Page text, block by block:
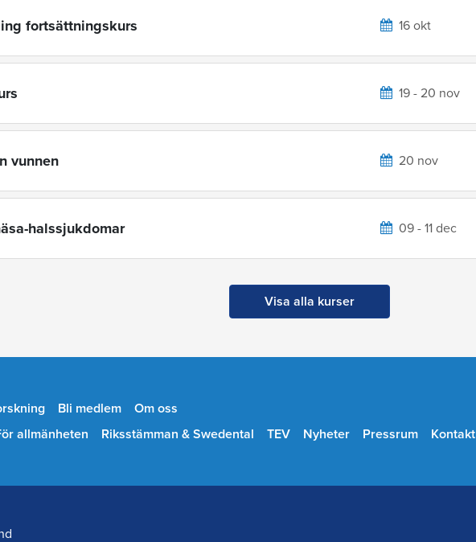
fortsättningskurs 16 okt
19 - 20 nov
vunnen 20 nov
halssjukdomar 09 - 11 dec
Visa alla kurser
Bli medlem
Om oss
allmänheten Riksstämman & Swedental TEV Nyheter Pressrum Kontakt